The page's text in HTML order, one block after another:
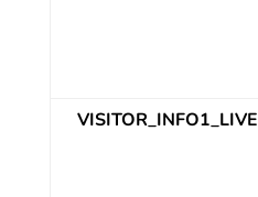
VISITOR_INFO1_LIVE